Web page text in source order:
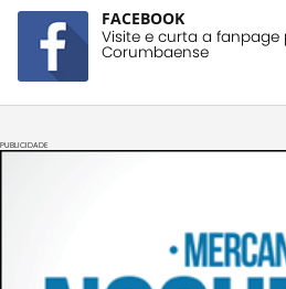
FACEBOOK
Visite e curta a
Corumbaense
PUBLICIDADE